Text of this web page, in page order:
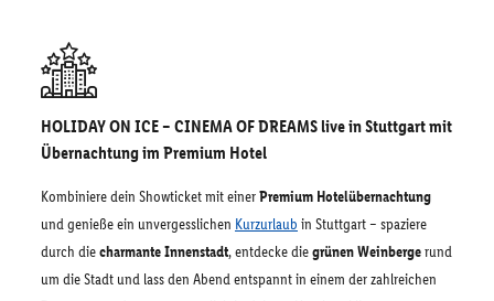
HOLIDAY ON ICE – CINEMA OF DREAMS live in Stuttgart mit
Übernachtung im Premium Hotel
Kombiniere dein Showticket mit einerPremium Hotelübernachtung
und genieße ein unvergesslichen Kurzurlaub in Stuttgart – spaziere
durch diecharmante Innenstadt, entdecke diegrünen Weinbergerund
um die Stadt und lass den Abend entspannt in einem der zahlreichen